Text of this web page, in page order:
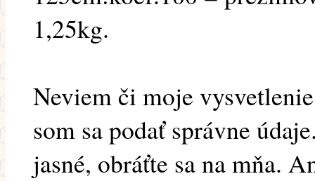
1,25kg.
Neviem či moje
som sa podať správne
jasné, obráťte sa na mňa.